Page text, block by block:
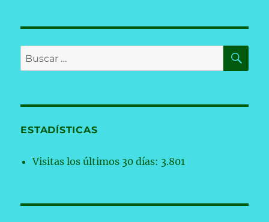
Buscar
por:
ESTADÍSTICAS
Visitas los últimos 30 días: 3.801